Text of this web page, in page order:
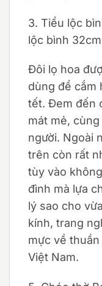
3. Tiểu lộc
lộc bình 32cm
Đôi lọ hoa
dùng để cắm
tết. Đem đến
mát mẻ,
người. Ngoài
trên còn rất
tùy vào
đình mà lựa
lý sao cho
kính, trang
mực về
Việt Nam.